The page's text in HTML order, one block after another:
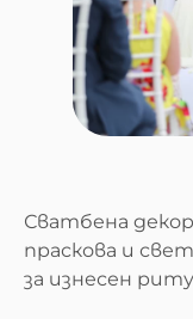
Сватбена
праскова и
за изнесен